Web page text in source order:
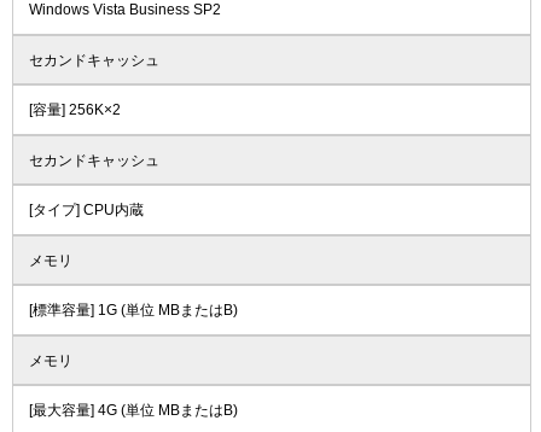
Windows Vista Business SP2
セカンドキャッシュ
[容量] 256K×2
セカンドキャッシュ
[タイプ] CPU内蔵
メモリ
[標準容量] 1G (単位 MBまたはB)
メモリ
[最大容量] 4G (単位 MBまたはB)